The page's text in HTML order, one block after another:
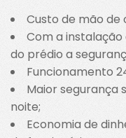
Custo de mão de
Com a
do prédio a
Funcionamento
Maior segurança
noite;
Economia de